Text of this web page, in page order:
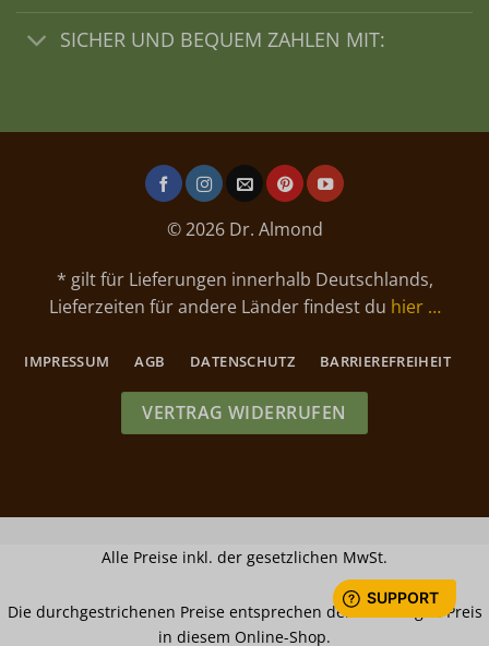
SICHER UND BEQUEM ZAHLEN MIT:
© 2026 Dr. Almond
* gilt für Lieferungen innerhalb Deutschlands,
Lieferzeiten für andere Länder findest du hier …
IMPRESSUM AGB DATENSCHUTZ BARRIEREFREIHEIT
VERTRAG WIDERRUFEN
Alle Preise inkl. der gesetzlichen MwSt.
Die durchgestrichenen Preise entsprechen dem bisherigen Preis
in diesem Online-Shop.